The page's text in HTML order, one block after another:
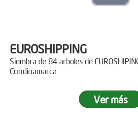
EUROSHIPPING
Siembra de 84 arboles de
Cundinamarca
Ver más